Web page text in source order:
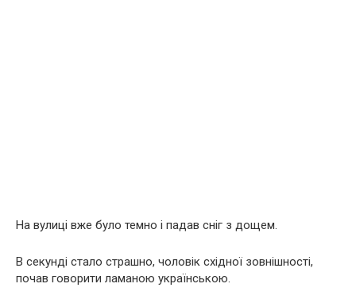
На вулиці вже було темно і падав сніг з дощем.
В секунді стало страшно, чоловік східної зовнішності,
почав говорити ламаною українською.